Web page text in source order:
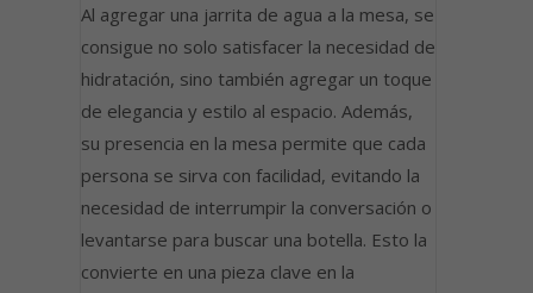
Al agregar una jarrita de agua a la mesa, se
consigue no solo satisfacer la necesidad de
hidratación, sino también agregar un toque
de elegancia y estilo al espacio. Además,
su presencia en la mesa permite que cada
persona se sirva con facilidad, evitando la
necesidad de interrumpir la conversación o
levantarse para buscar una botella. Esto la
convierte en una pieza clave en la